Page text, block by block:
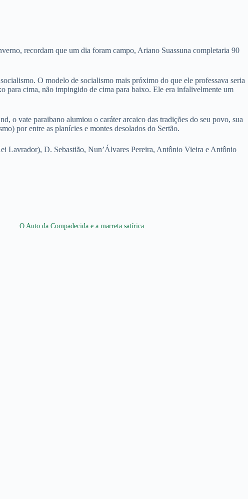
recordam que um dia foram campo, Ariano Suassuna completaria 90
O modelo de socialismo mais próximo do que ele professava seria
para cima, não impingido de cima para baixo. Ele era infalivelmente um
o vate paraibano alumiou o caráter arcaico das tradições do seu povo, sua
por entre as planícies e montes desolados do Sertão.
Lavrador), D. Sebastião, Nun’Álvares Pereira, Antônio Vieira e Antônio
O Auto da Compadecida e a marreta satírica